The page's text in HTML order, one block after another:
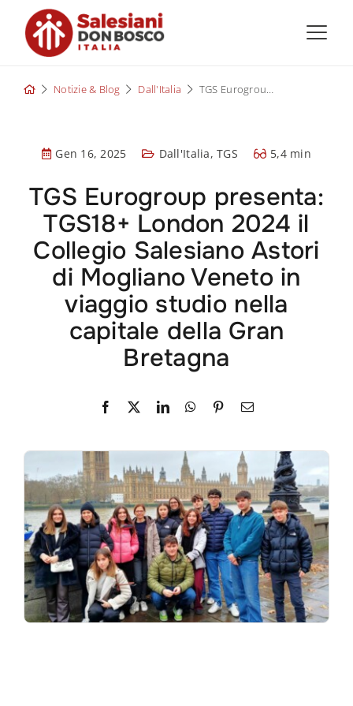
content
Notizie & Blog Dall'Italia TGS Eurogroup presenta: TGS18+ London 2024 il Collegio Salesiano Astori di Mogliano Veneto in viaggio studio nella capitale della Gran Bretagna
Gen 16, 2025 Dall'Italia,TGS 5,4 min
TGS Eurogroup presenta:
TGS18+ London 2024 il
Collegio Salesiano Astori
di Mogliano Veneto in
viaggio studio nella
capitale della Gran
Bretagna